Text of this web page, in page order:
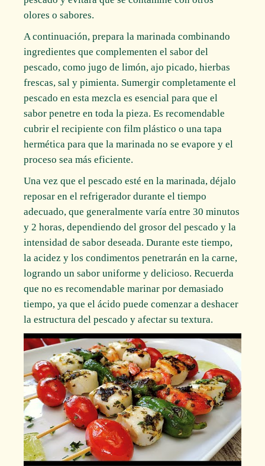
olores o sabores.
A continuación, prepara la marinada combinando
ingredientes que complementen el sabor del
pescado, como jugo de limón, ajo picado, hierbas
frescas, sal y pimienta. Sumergir completamente el
pescado en esta mezcla es esencial para que el
sabor penetre en toda la pieza. Es recomendable
cubrir el recipiente con film plástico o una tapa
hermética para que la marinada no se evapore y el
proceso sea más eficiente.
Una vez que el pescado esté en la marinada, déjalo
reposar en el refrigerador durante el tiempo
adecuado, que generalmente varía entre 30 minutos
y 2 horas, dependiendo del grosor del pescado y la
intensidad de sabor deseada. Durante este tiempo,
la acidez y los condimentos penetrarán en la carne,
logrando un sabor uniforme y delicioso. Recuerda
que no es recomendable marinar por demasiado
tiempo, ya que el ácido puede comenzar a deshacer
la estructura del pescado y afectar su textura.